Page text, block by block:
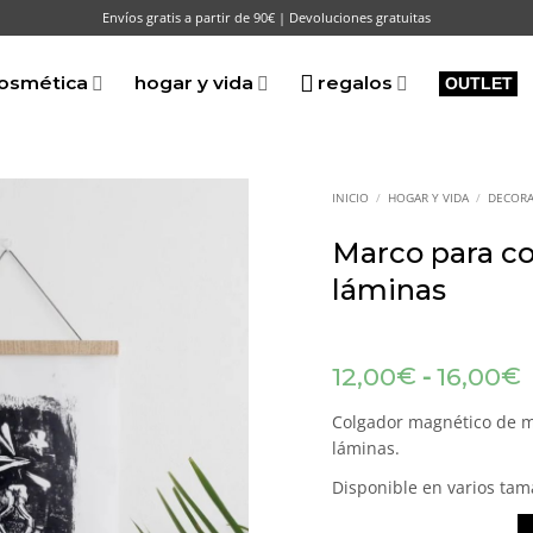
Envíos gratis a partir de 90€ | Devoluciones gratuitas
hogar y vida regalos OUTLET
INICIO / HOGAR Y VIDA /
Marco para
láminas
12,00€ - 16,00€
Colgador magnético de
láminas.
Disponible en varios